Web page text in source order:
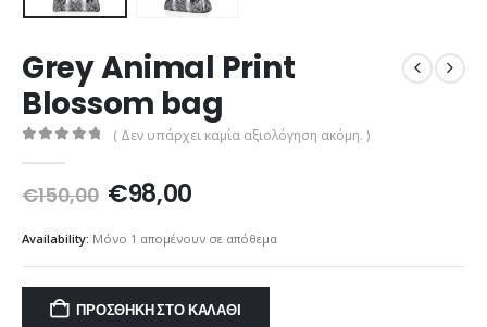
Grey Animal Print
Blossom bag
( Δεν υπάρχει καμία αξιολόγηση ακόμη. )
€150,00 Original
was:
€150,00.
€98,00Η
τιμή
είναι:
€98,00.
Availability: Μόνο 1 απομένουν σε απόθεμα
ΠΡΟΣΘΉΚΗ ΣΤΟ ΚΑΛΆΘΙ